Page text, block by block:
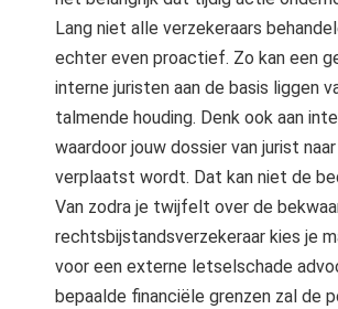
Lang niet alle verzekeraars
echter even proactief. Zo kan een
interne juristen aan de basis liggen
talmende houding. Denk ook aan
waardoor jouw dossier van jurist
verplaatst wordt. Dat kan niet de
Van zodra je twijfelt over de
rechtsbijstandsverzekeraar kies je
voor een externe letselschade
bepaalde financiële grenzen zal de